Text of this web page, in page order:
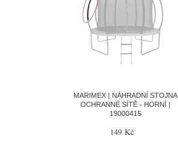
MARIMEX | NÁHRADNÍ STOJNA
OCHRANNÉ SÍTĚ - HORNÍ |
19000415
149 Kč